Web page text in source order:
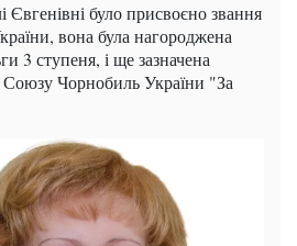
Євгенівні було присвоєно звання
вона була нагороджена
3 ступеня, і ще зазначена
Чорнобиль України "За